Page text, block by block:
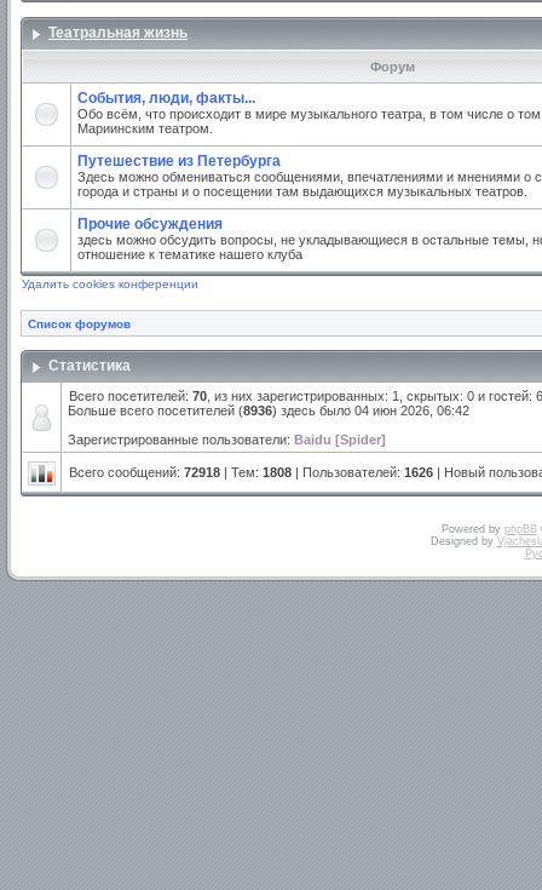
Театральная жизнь
Форум
События, люди, факты...
Обо всём, что происходит в мире музыкального театра, в том числе о
Мариинским театром.
Путешествие из Петербурга
Здесь можно обмениваться сообщениями, впечатлениями и мнениями о
города и страны и о посещении там выдающихся музыкальных театров.
Прочие обсуждения
здесь можно обсудить вопросы, не укладывающиеся в остальные темы,
отношение к тематике нашего клуба
Удалить cookies конференции
Список форумов
Статистика
Всего посетителей: 70 , из них зарегистрированных: 1, скрытых: 0 и
Больше всего посетителей (8936) здесь было 04 июн 2026, 06:42
Зарегистрированные пользователи: Baidu [Spider]
Всего сообщений: 72918 | Тем: 1808 | Пользователей: 1626 | Новый
Powered by phpBB
Designed by